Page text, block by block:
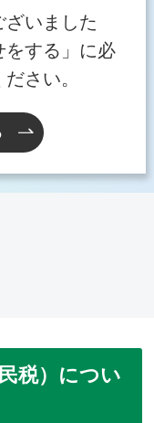
いました
をする」に必
さい。
税）につい